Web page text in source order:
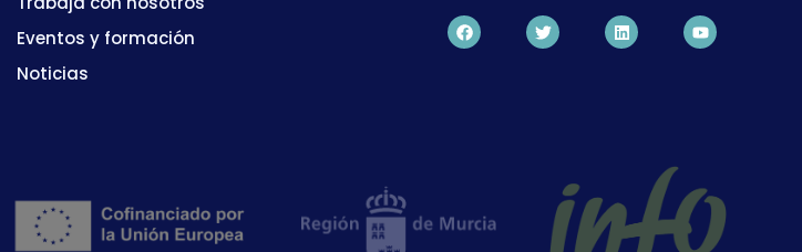
Eventos y formación
Noticias